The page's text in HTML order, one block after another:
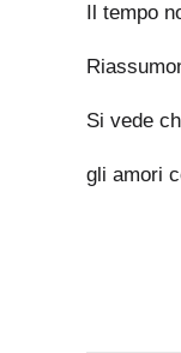
Il tempo
Si vede
gli amori